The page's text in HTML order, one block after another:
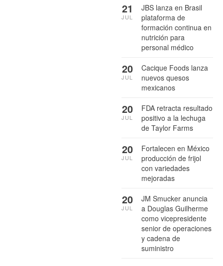
JBS lanza en Brasil
plataforma de
formación continua en
nutrición para
personal médico
21
JUL
Cacique Foods lanza
nuevos quesos
mexicanos
20
JUL
FDA retracta resultado
positivo a la lechuga
de Taylor Farms
20
JUL
Fortalecen en México
producción de frijol
con variedades
mejoradas
20
JUL
JM Smucker anuncia
a Douglas Guilherme
como vicepresidente
senior de operaciones
y cadena de
suministro
20
JUL